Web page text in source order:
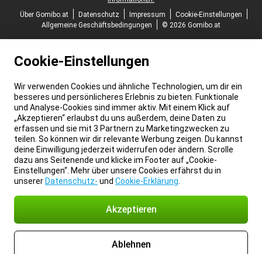
Über Gomibo.at
Datenschutz Impressum
Cookie-Einstellungen
Allgemeine Geschäftsbedingungen
© 2026 Gomibo.at
Cookie-Einstellungen
Wir verwenden Cookies und ähnliche Technologien, um dir ein
besseres und persönlicheres Erlebnis zu bieten. Funktionale
und Analyse-Cookies sind immer aktiv. Mit einem Klick auf
„Akzeptieren“ erlaubst du uns außerdem, deine Daten zu
erfassen und sie mit 3 Partnern zu Marketingzwecken zu
teilen. So können wir dir relevante Werbung zeigen. Du kannst
deine Einwilligung jederzeit widerrufen oder ändern. Scrolle
dazu ans Seitenende und klicke im Footer auf „Cookie-
Einstellungen“. Mehr über unsere Cookies erfährst du in
unserer Datenschutz- und Cookie-Erklärung
Akzeptieren
Ablehnen